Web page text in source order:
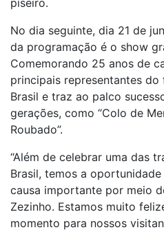
piseiro.
No dia seguinte, dia 21 de
da programação é o show
Comemorando 25 anos de
principais representantes
Brasil e traz ao palco
gerações, como “Colo de
Roubado”.
“Além de celebrar uma das
Brasil, temos a
causa importante por meio
Zezinho. Estamos muito
momento para nossos